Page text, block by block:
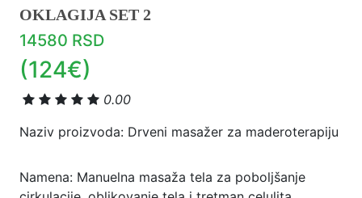
OKLAGIJA SET 2
14580 RSD
(124€)
0.00
Naziv proizvoda: Drveni masažer za maderoterapiju
Namena: Manuelna masaža tela za poboljšanje